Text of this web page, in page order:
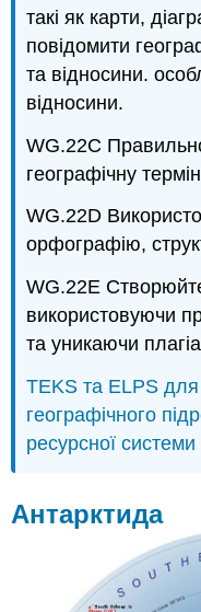
такі як карти,
повідомити
та відносини.
відносини.
WG.22C
географічну
WG.22D
орфографію,
WG.22E
використовуючи
та уникаючи
TEKS та ELPS для
географічного
ресурсної
Антарктида